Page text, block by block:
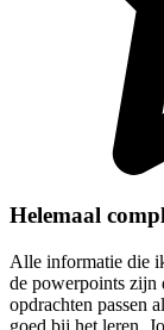
Helemaal
Alle informatie die
de powerpoints
opdrachten passen
goed bij het leren.